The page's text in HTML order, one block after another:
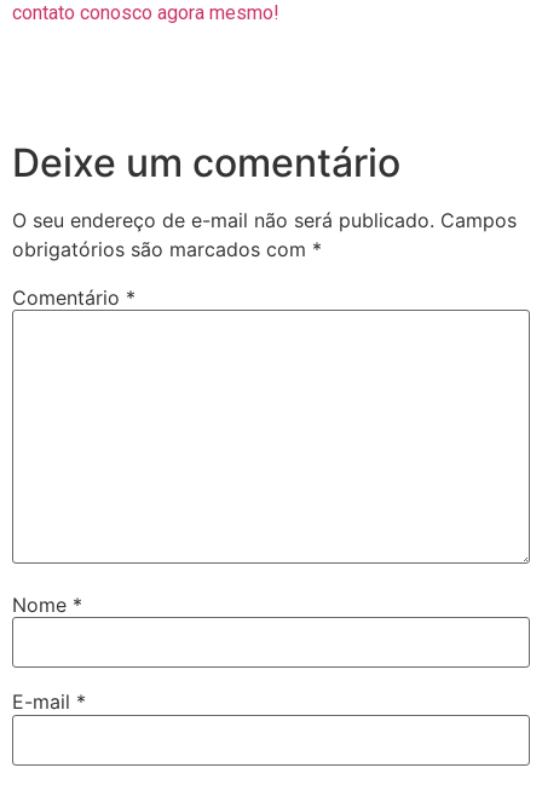
contato conosco agora mesmo!
Deixe um comentário
O seu endereço de e-mail não será publicado. Campos
obrigatórios são marcados com *
Comentário *
Nome *
E-mail *